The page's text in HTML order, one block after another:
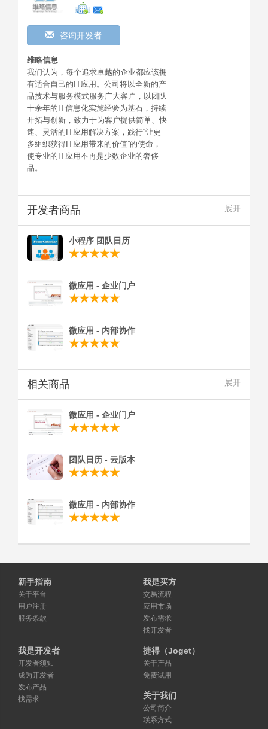
咨询开发者
维略信息
我们认为，每个追求卓越的企业都应该拥
有适合自己的IT应用。公司将以全新的产
品技术与服务模式服务广大客户，以团队
十余年的IT信息化实施经验为基石，持续
开拓与创新，致力于为客户提供简单、快
速、灵活的IT应用解决方案，践行“让更
多组织获得IT应用带来的价值”的使命，
使专业的IT应用不再是少数企业的奢侈
品。
开发者商品 展开
小程序 团队日历
微应用 - 企业门户
微应用 - 内部协作
相关商品 展开
微应用 - 企业门户
团队日历 - 云版本
微应用 - 内部协作
新手指南
关于平台
用户注册
服务条款
我是买方
交易流程
应用市场
发布需求
找开发者
我是开发者
开发者须知
成为开发者
发布产品
找需求
捷得（Joget）
关于产品
免费试用
关于我们
公司简介
联系方式